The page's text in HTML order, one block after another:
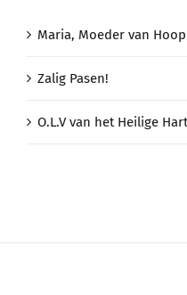
Maria, Moeder van
Zalig Pasen!
O.L.V van het Heilige Hart